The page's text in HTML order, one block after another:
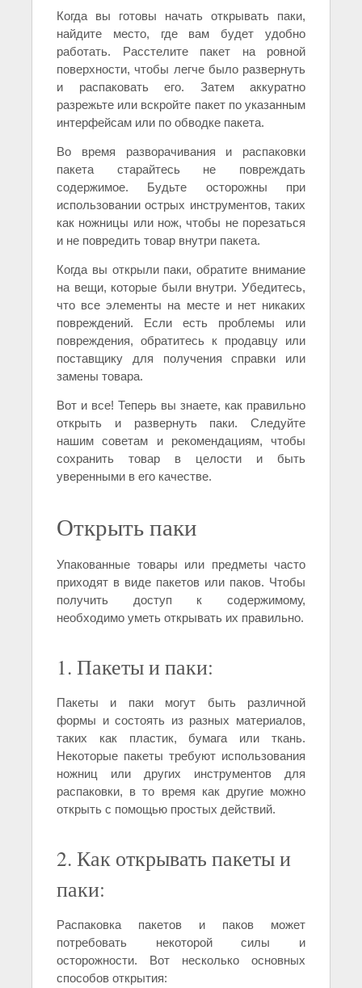
Когда вы готовы начать открывать паки,
найдите место, где вам будет удобно
работать. Расстелите пакет на ровной
поверхности, чтобы легче было развернуть
и распаковать его. Затем аккуратно
разрежьте или вскройте пакет по указанным
интерфейсам или по обводке пакета.
Во время разворачивания и распаковки
пакета старайтесь не повреждать
содержимое. Будьте осторожны при
использовании острых инструментов, таких
как ножницы или нож, чтобы не порезаться
и не повредить товар внутри пакета.
Когда вы открыли паки, обратите внимание
на вещи, которые были внутри. Убедитесь,
что все элементы на месте и нет никаких
повреждений. Если есть проблемы или
повреждения, обратитесь к продавцу или
поставщику для получения справки или
замены товара.
Вот и все! Теперь вы знаете, как правильно
открыть и развернуть паки. Следуйте
нашим советам и рекомендациям, чтобы
сохранить товар в целости и быть
уверенными в его качестве.
Открыть паки
Упакованные товары или предметы часто
приходят в виде пакетов или паков. Чтобы
получить доступ к содержимому,
необходимо уметь открывать их правильно.
1. Пакеты и паки:
Пакеты и паки могут быть различной
формы и состоять из разных материалов,
таких как пластик, бумага или ткань.
Некоторые пакеты требуют использования
ножниц или других инструментов для
распаковки, в то время как другие можно
открыть с помощью простых действий.
2. Как открывать пакеты и
паки:
Распаковка пакетов и паков может
потребовать некоторой силы и
осторожности. Вот несколько основных
способов открытия: